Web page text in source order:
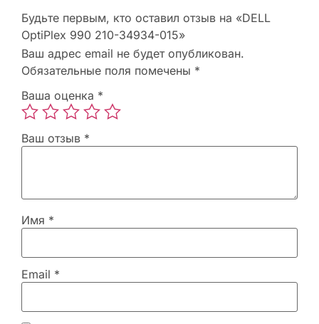
Будьте первым, кто оставил отзыв на «DELL
OptiPlex 990 210-34934-015»
Ваш адрес email не будет опубликован.
Обязательные поля помечены *
Ваша оценка *
Ваш отзыв *
Имя *
Email *